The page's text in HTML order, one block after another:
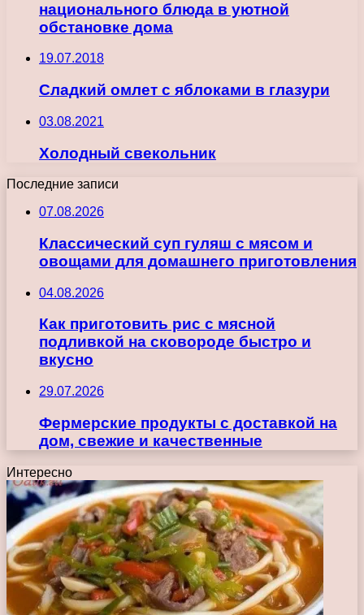
национального блюда в уютной
обстановке дома
19.07.2018
Сладкий омлет с яблоками в глазури
03.08.2021
Холодный свекольник
Последние записи
07.08.2026
Классический суп гуляш с мясом и
овощами для домашнего приготовления
04.08.2026
Как приготовить рис с мясной
подливкой на сковороде быстро и
вкусно
29.07.2026
Фермерские продукты с доставкой на
дом, свежие и качественные
Интересно